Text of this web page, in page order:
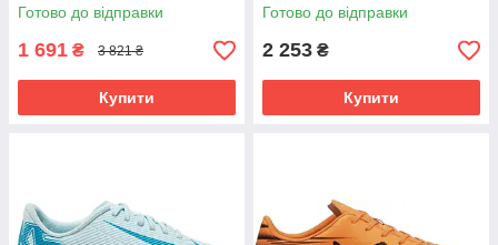
Готово до відправки
1 691 ₴ 3 821 ₴
Купити
Готово до відправки
2 253 ₴
Купити